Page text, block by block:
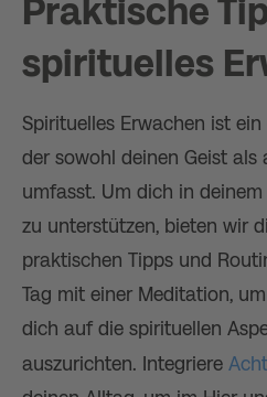
Praktische
spirituelles
Spirituelles Erwachen ist
der sowohl deinen Geist als
umfasst. Um dich in
zu unterstützen, bieten wir
praktischen Tipps und
Tag mit einer Meditation,
dich auf die spirituellen
auszurichten. Integriere